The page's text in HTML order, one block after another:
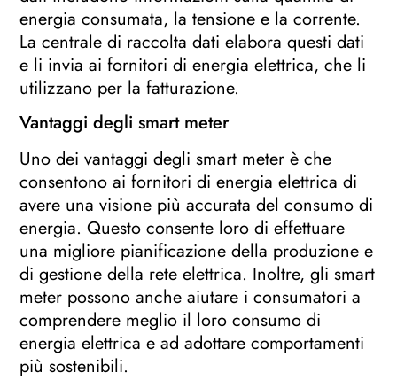
energia consumata, la tensione e la corrente.
La centrale di raccolta dati elabora questi dati
e li invia ai fornitori di energia elettrica, che li
utilizzano per la fatturazione.
Vantaggi degli smart meter
Uno dei vantaggi degli smart meter è che
consentono ai fornitori di energia elettrica di
avere una visione più accurata del consumo di
energia. Questo consente loro di effettuare
una migliore pianificazione della produzione e
di gestione della rete elettrica. Inoltre, gli smart
meter possono anche aiutare i consumatori a
comprendere meglio il loro consumo di
energia elettrica e ad adottare comportamenti
più sostenibili.